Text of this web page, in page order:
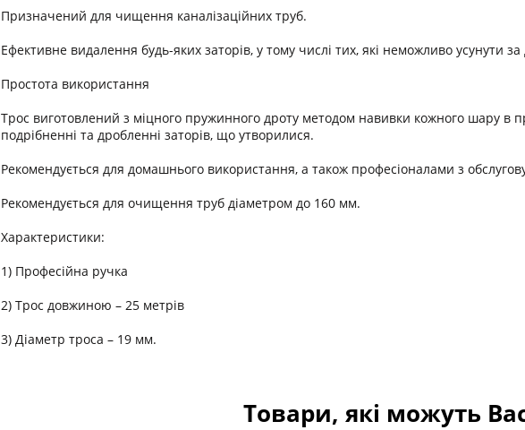
Призначений для чищення каналізаційних труб.
Ефективне видалення будь-яких заторів, у тому числі тих, які неможливо усунути
Простота використання
Трос виготовлений з міцного пружинного дроту методом навивки кожного шару в
подрібненні та дробленні заторів, що утворилися.
Рекомендується для домашнього використання, а також професіоналами з
Рекомендується для очищення труб діаметром до 160 мм.
Характеристики:
1) Професійна ручка
2) Трос довжиною – 25 метрів
3) Діаметр троса – 19 мм.
Товари, які можуть